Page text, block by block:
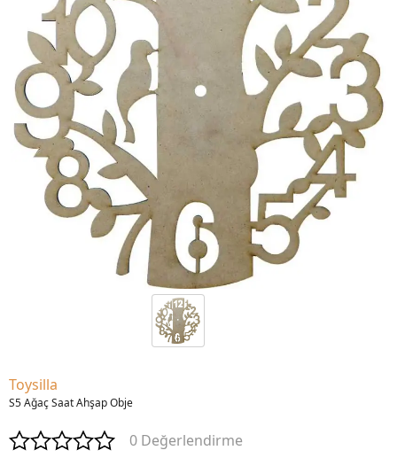
Toysilla
S5 Ağaç Saat Ahşap Obje
0 Değerlendirme